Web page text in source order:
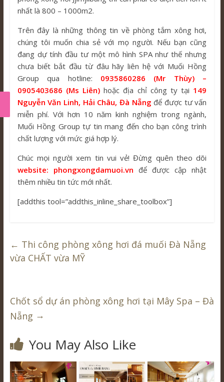
nhất là 800 – 1000m2.
Trên đây là những thông tin về phòng tắm xông hơi,
chúng tôi muốn chia sẻ với mọ người. Nếu bạn cũng
đang dự tính đầu tư một mô hình SPA như thế nhưng
chưa biết bắt đầu từ đâu hãy liên hệ với Muối Hồng
Group qua hotline: 0935860286 (Mr Thùy) –
0905403686 (Ms Liên) hoặc địa chỉ công ty tại 149
Nguyễn Văn Linh, Hải Châu, Đà Nẵng để được tư vấn
miễn phí. Với hơn 10 năm kinh nghiệm trong ngành,
Muối Hồng Group tự tin mang đến cho bạn công trình
chất lượng với mức giá hợp lý.
Chúc mọi người xem tin vui vẻ! Đừng quên theo dõi
website: phongxongdamuoi.vn để được cập nhật
thêm nhiều tin tức mới nhất.
[addthis tool=”addthis_inline_share_toolbox”]
← Thi công phòng xông hơi đá muối Đà Nẵng
vừa CHẤT vừa MỸ
Chốt sổ dự án phòng xông hơi tại Mây Spa – Đà
Nẵng →
You May Also Like